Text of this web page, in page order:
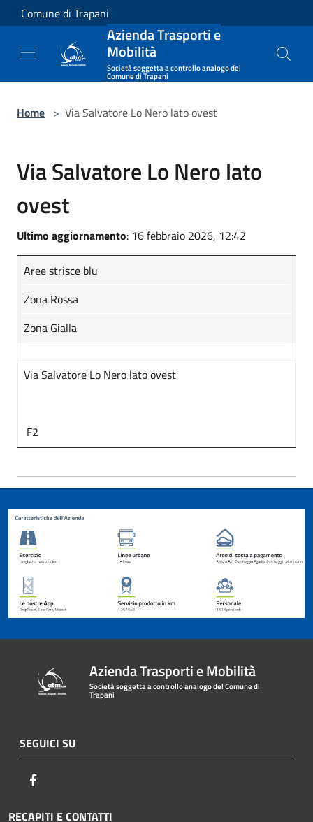
Salta al contenuto principale
Comune di Trapani
Azienda Trasporti e
Mobilità
Società soggetta a controllo analogo del
Comune di Trapani
Home > Via Salvatore Lo Nero lato ovest
Via Salvatore Lo Nero lato
ovest
Ultimo aggiornamento: 16 febbraio 2026, 12:42
Aree strisce blu
Zona Rossa
Zona Gialla
Via Salvatore Lo Nero lato ovest
F2
Azienda Trasporti e Mobilità
Società soggetta a controllo analogo del Comune di
Trapani
SEGUICI SU
RECAPITI E CONTATTI